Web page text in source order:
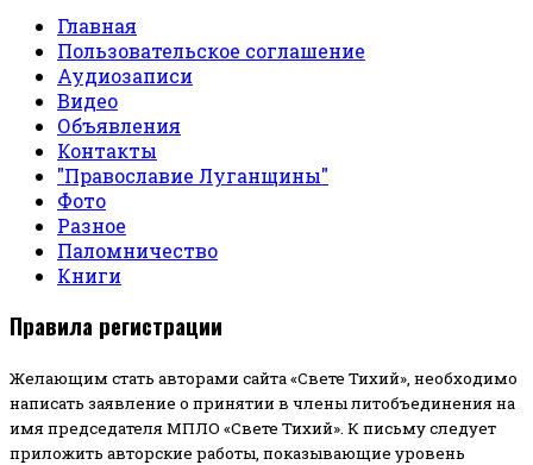
Главная
Пользовательское соглашение
Аудиозаписи
Видео
Объявления
Контакты
"Православие Луганщины"
Фото
Разное
Паломничество
Книги
Правила регистрации
Желающим стать авторами сайта «Свете Тихий», необходимо
написать заявление о принятии в члены литобъединения на
имя председателя МПЛО «Свете Тихий». К письму следует
приложить авторские работы, показывающие уровень